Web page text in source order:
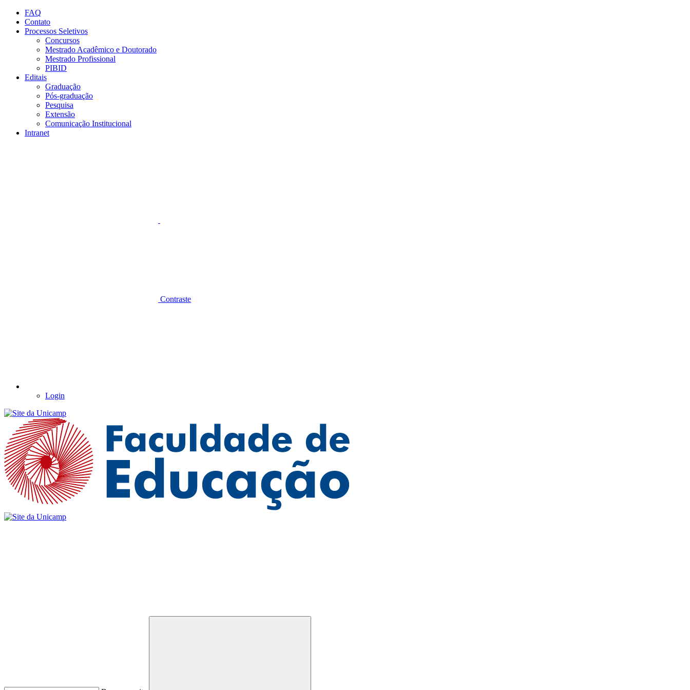
Conteúdo principal
FAQ
Contato
Processos Seletivos
Concursos
Mestrado Acadêmico e Doutorado
Mestrado Profissional
PIBID
Editais
Graduação
Pós-graduação
Pesquisa
Extensão
Comunicação Institucional
Intranet
Contraste
Login